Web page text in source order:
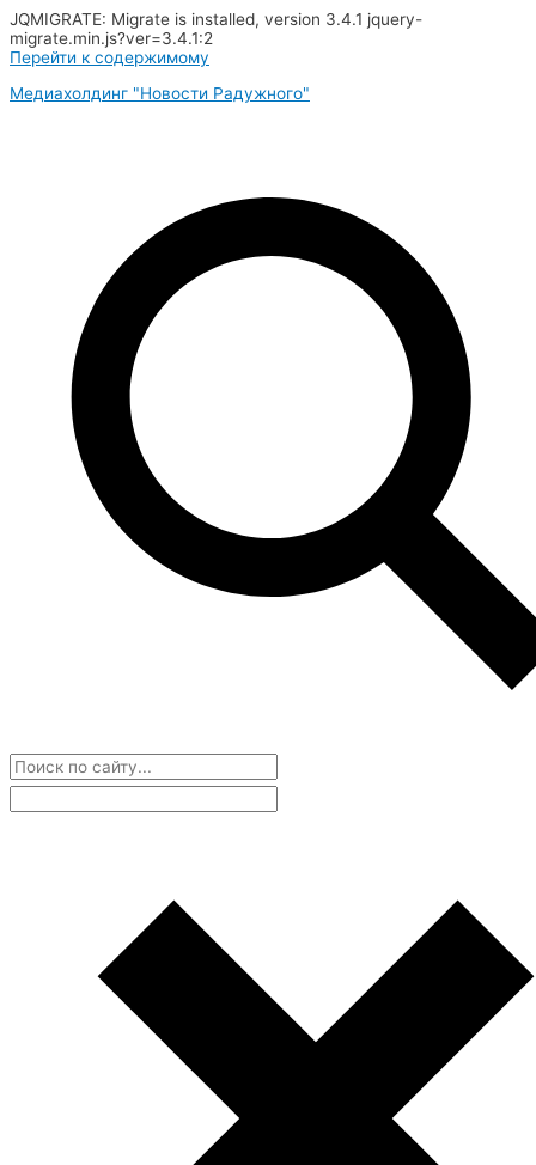
JQMIGRATE: Migrate is installed, version 3.4.1 jquery-
migrate.min.js?ver=3.4.1:2
Перейти к содержимому
Медиахолдинг "Новости Радужного"